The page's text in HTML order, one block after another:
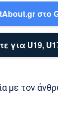
στο
για U19,
με τον